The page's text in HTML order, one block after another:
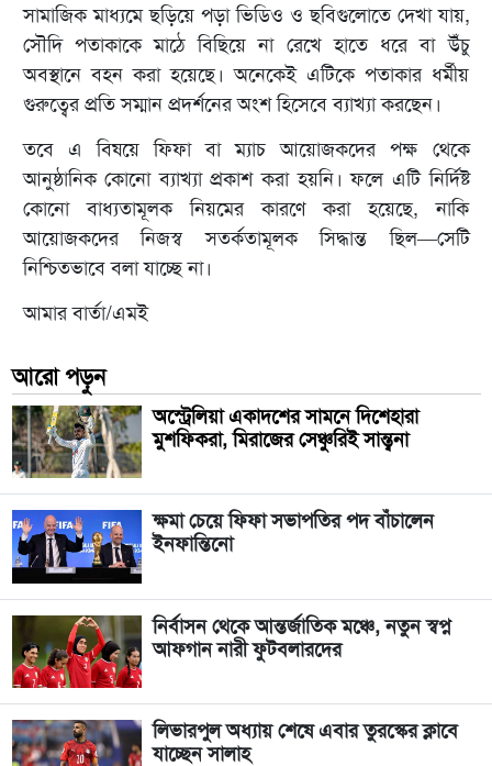
সামাজিক মাধ্যমে ছড়িয়ে পড়া ভিডিও ও ছবিগুলোতে দেখা যায়,
সৌদি পতাকাকে মাঠে বিছিয়ে না রেখে হাতে ধরে বা উঁচু
অবস্থানে বহন করা হয়েছে। অনেকেই এটিকে পতাকার ধর্মীয়
গুরুত্বের প্রতি সম্মান প্রদর্শনের অংশ হিসেবে ব্যাখ্যা করছেন।
তবে এ বিষয়ে ফিফা বা ম্যাচ আয়োজকদের পক্ষ থেকে
আনুষ্ঠানিক কোনো ব্যাখ্যা প্রকাশ করা হয়নি। ফলে এটি নির্দিষ্ট
কোনো বাধ্যতামূলক নিয়মের কারণে করা হয়েছে, নাকি
আয়োজকদের নিজস্ব সতর্কতামূলক সিদ্ধান্ত ছিল—সেটি
নিশ্চিতভাবে বলা যাচ্ছে না।
আমার বার্তা/এমই
আরো পড়ুন
অস্ট্রেলিয়া একাদশের সামনে দিশেহারা
মুশফিকরা, মিরাজের সেঞ্চুরিই সান্ত্বনা
ক্ষমা চেয়ে ফিফা সভাপতির পদ বাঁচালেন
ইনফান্তিনো
নির্বাসন থেকে আন্তর্জাতিক মঞ্চে, নতুন স্বপ্ন
আফগান নারী ফুটবলারদের
লিভারপুল অধ্যায় শেষে এবার তুরস্কের ক্লাবে
যাচ্ছেন সালাহ